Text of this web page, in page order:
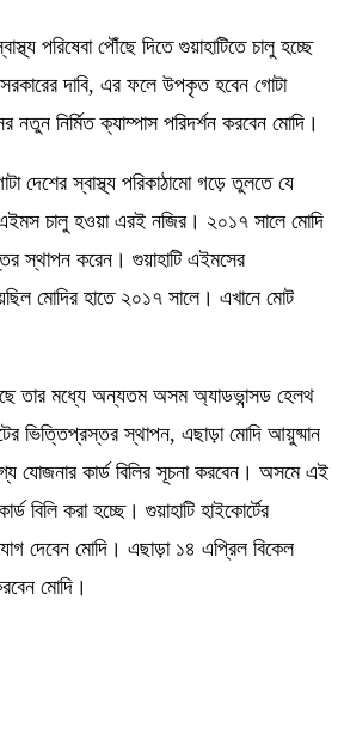
পরিষেবা পৌঁছে দিতে গুয়াহাটিতে চালু হচ্ছে
দাবি, এর ফলে উপকৃত হবেন গোটা
নির্মিত ক্যাম্পাস পরিদর্শন করবেন মোদি।
দেশের স্বাস্থ্য পরিকাঠামো গড়ে তুলতে যে
এইমস চালু হওয়া এরই নজির। ২০১৭ সালে মোদি
স্থাপন করেন। গুয়াহাটি এইমসের
মোদির হাতে ২০১৭ সালে। এখানে মোট
তার মধ্যে অন্যতম অসম অ্যাডভান্সড হেলথ
ভিত্তিপ্রস্তর স্থাপন, এছাড়া মোদি আয়ুষ্মান
যোজনার কার্ড বিলির সূচনা করবেন। অসমে এই
বিলি করা হচ্ছে। গুয়াহাটি হাইকোর্টের
যোগ দেবেন মোদি। এছাড়া ১৪ এপ্রিল বিকেল
মোদি।